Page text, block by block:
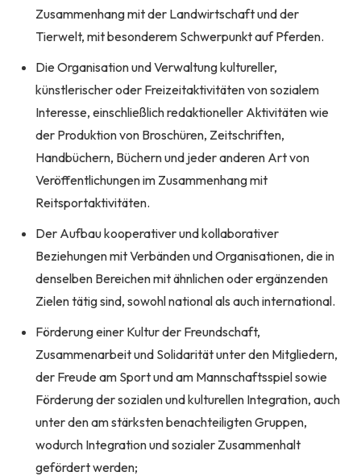
Zusammenhang mit der Landwirtschaft und der
Tierwelt, mit besonderem Schwerpunkt auf Pferden.
Die Organisation und Verwaltung kultureller,
künstlerischer oder Freizeitaktivitäten von sozialem
Interesse, einschließlich redaktioneller Aktivitäten wie
der Produktion von Broschüren, Zeitschriften,
Handbüchern, Büchern und jeder anderen Art von
Veröffentlichungen im Zusammenhang mit
Reitsportaktivitäten.
Der Aufbau kooperativer und kollaborativer
Beziehungen mit Verbänden und Organisationen, die in
denselben Bereichen mit ähnlichen oder ergänzenden
Zielen tätig sind, sowohl national als auch international.
Förderung einer Kultur der Freundschaft,
Zusammenarbeit und Solidarität unter den Mitgliedern,
der Freude am Sport und am Mannschaftsspiel sowie
Förderung der sozialen und kulturellen Integration, auch
unter den am stärksten benachteiligten Gruppen,
wodurch Integration und sozialer Zusammenhalt
gefördert werden;